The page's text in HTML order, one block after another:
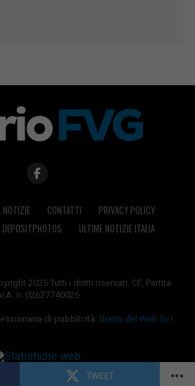
TWEET
NOTIZIE CONTATTI
PRIVACY POLICY
DEPOSITPHOTOS ULTIME NOTIZIE ITALIA
2025 Tutti i diritti riservati. CF, Partita
n. 02627740026
di pubblicità: Diario del Web S.r.l.